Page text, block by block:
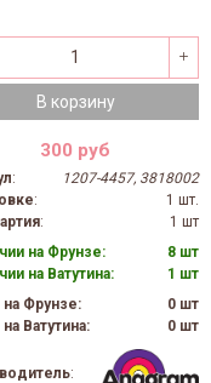
В корзину
300 руб
:
1207-4457, 3818002
:
1 шт.
:
1 шт
на Фрунзе:
8 шт
на Ватутина:
1 шт
Фрунзе:
0 шт
Ватутина:
0 шт
: